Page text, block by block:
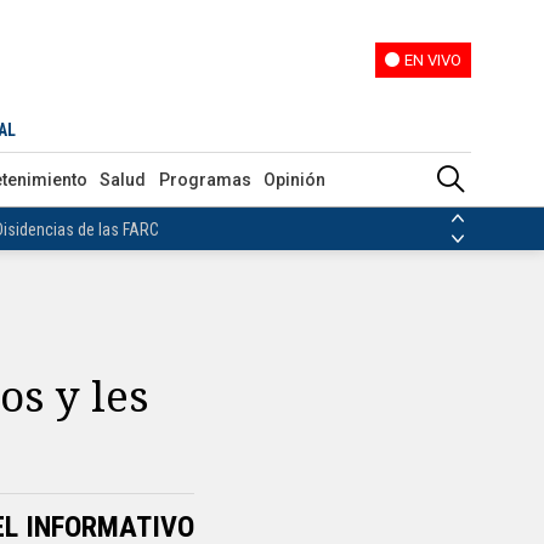
EN VIVO
Salud Programas Opinión
de las FARC
de las FARC
y les
INFORMATIVO